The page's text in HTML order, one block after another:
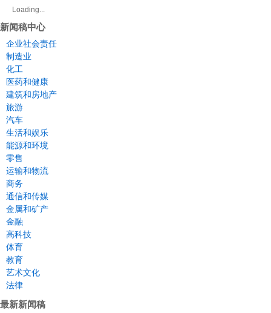
Loading...
新闻稿中心
企业社会责任
制造业
化工
医药和健康
建筑和房地产
旅游
汽车
生活和娱乐
能源和环境
零售
运输和物流
商务
通信和传媒
金属和矿产
金融
高科技
体育
教育
艺术文化
法律
最新新闻稿